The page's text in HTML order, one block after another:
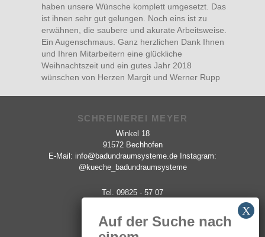
haben unsere Wünsche komplett umgesetzt. Das
ist ihnen sehr gut gelungen. Noch eins ist zu
erwähnen, die saubere und akurate Arbeitsweise.
Ein Augenschmaus. Ganz herzlichen Dank Ihnen
und Ihren Mitarbeitern eine glückliche
Weihnachtszeit und ein gutes Jahr 2018
wünschen von Herzen Margit und Werner Rupp
SCHREINEREI MEYER
Winkel 18
91572 Bechhofen
E-Mail: info@badundraumsysteme.de Instagram:
@kueche_badundraumsysteme
Tel. 09825 - 57 07
ÖFFNUNGSZEITEN
Auf der Suche nach